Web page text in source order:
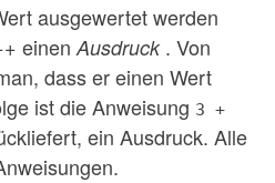
ausgewertet werden
einenAusdruck . Von
dass er einen Wert
ist die Anweisung 3 +
ein Ausdruck. Alle